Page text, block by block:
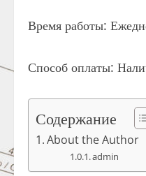
Время работы:
Способ оплаты:
Содержание
About the Author
admin